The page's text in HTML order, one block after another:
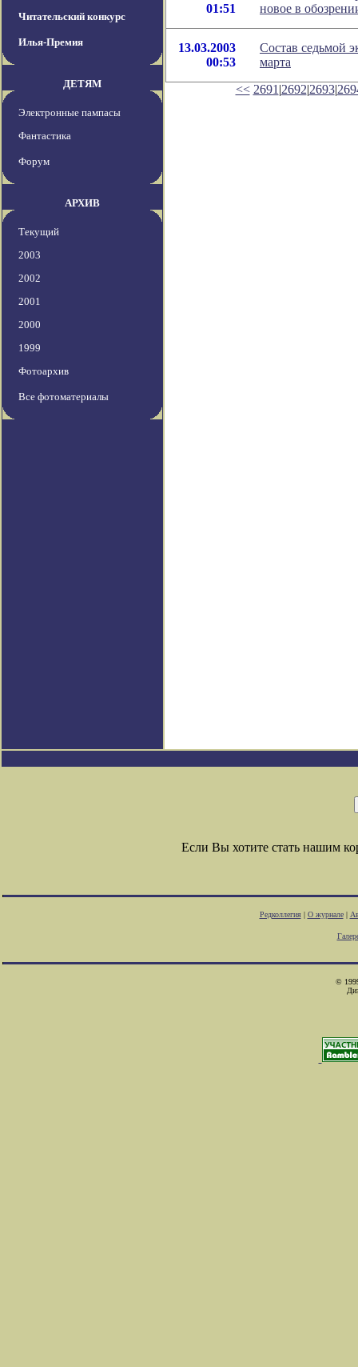
Читательский конкурс
Илья-Премия
ДЕТЯМ
Электронные пампасы
Фантастика
Форум
АРХИВ
Текущий
2003
2002
2001
2000
1999
Фотоархив
Все фотоматериалы
01:51
новое в
13.03.2003
00:53
Состав седьмой
марта
<< 2691 |2692|2693|
Если Вы хотите стать нашим
Редколлегия| О журнале|
©